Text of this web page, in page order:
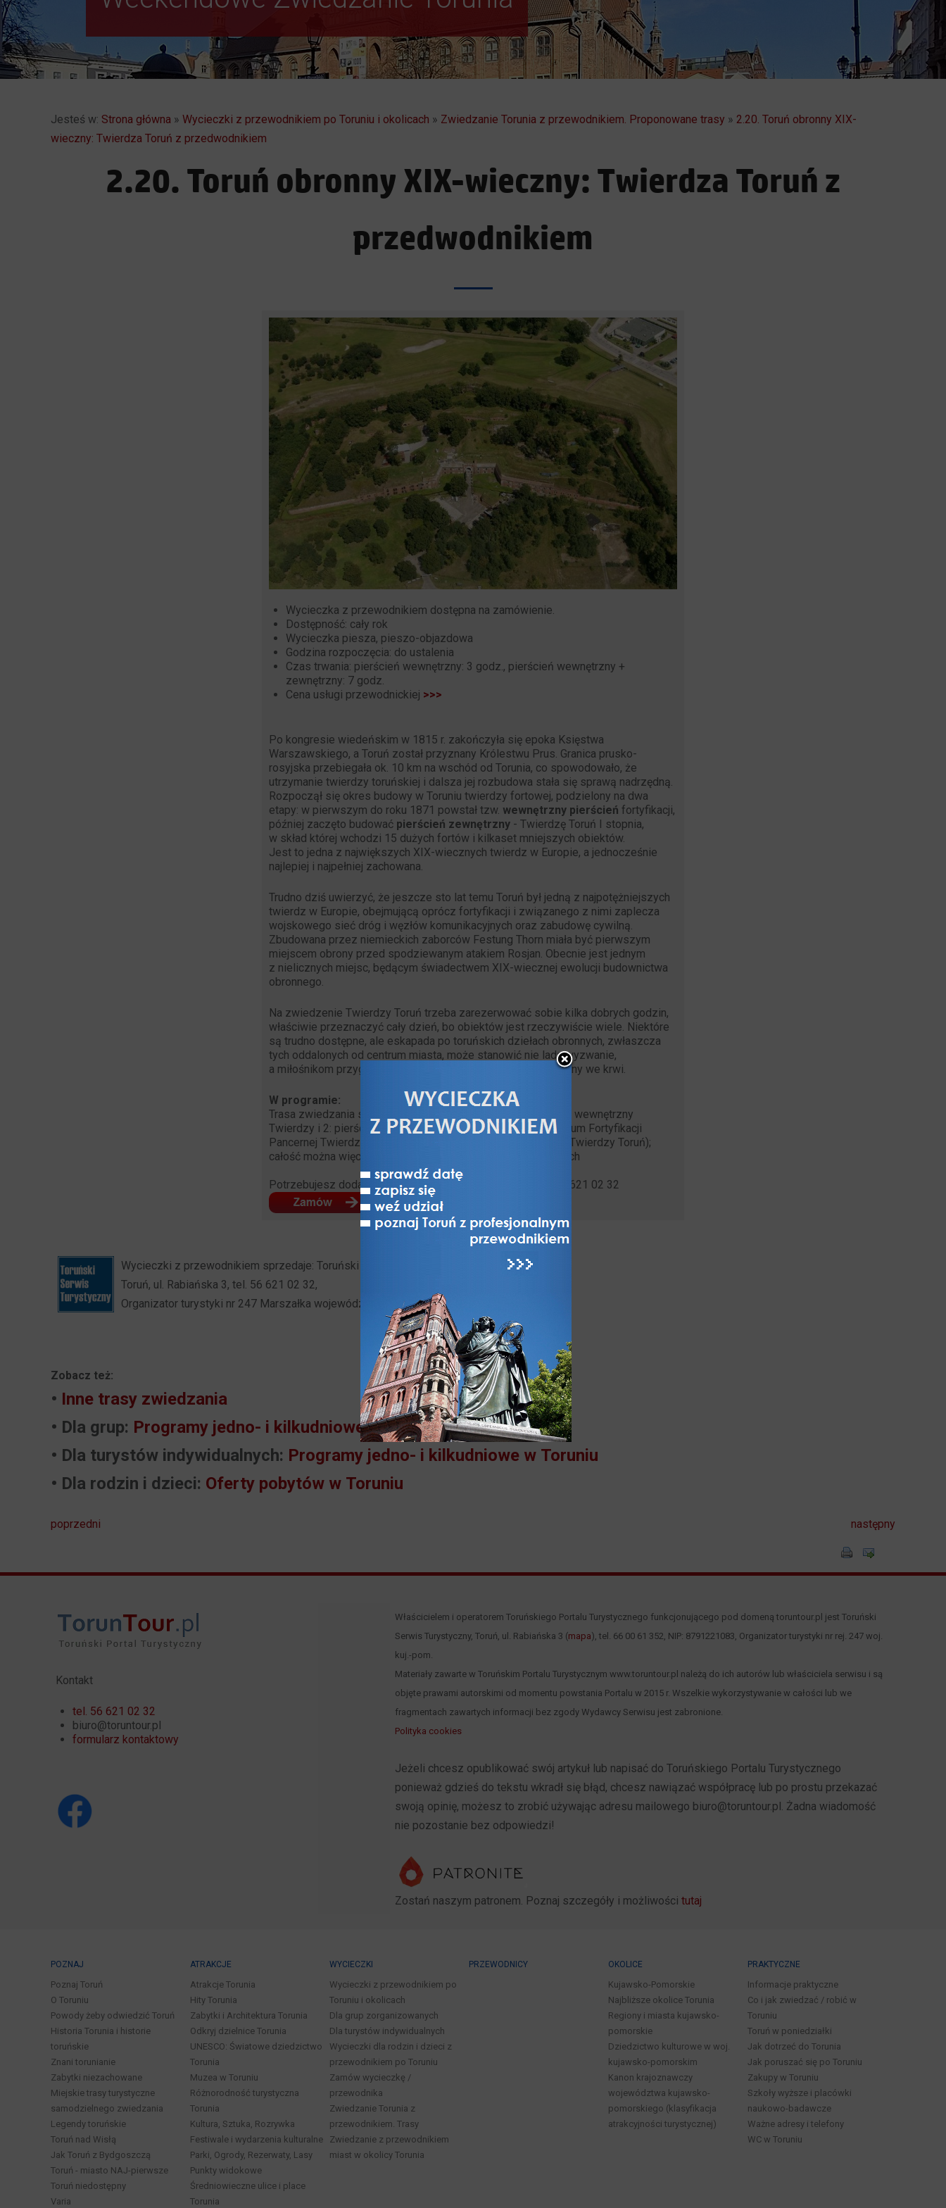
Jesteś w: Strona główna » Wycieczki z przewodnikiem po Toruniu i okolicach » Zwiedzanie Torunia z przewodnikiem. Proponowane trasy » 2.20. Toruń obronny XIX-
wieczny: Twierdza Toruń z przedwodnikiem
2.20. Toruń obronny XIX-wieczny: Twierdza Toruń z
przedwodnikiem
Wycieczka z przewodnikiem dostępna na zamówienie.
Dostępność: cały rok
Wycieczka piesza, pieszo-objazdowa
Godzina rozpoczęcia: do ustalenia
Czas trwania: pierścień wewnętrzny: 3 godz., pierścień wewnętrzny +
zewnętrzny: 7 godz.
Cena usługi przewodnickiej >>>
Po kongresie wiedeńskim w 1815 r. zakończyła się epoka Księstwa
Warszawskiego, a Toruń został przyznany Królestwu Prus. Granica prusko-
rosyjska przebiegała ok. 10 km na wschód od Torunia, co spowodowało, że
utrzymanie twierdzy toruńskiej i dalsza jej rozbudowa stała się sprawą nadrzędną.
Rozpoczął się okres budowy w Toruniu twierdzy fortowej, podzielony na dwa
etapy: w pierwszym do roku 1871 powstał tzw. wewnętrzny pierścień fortyfikacji,
później zaczęto budować pierścień zewnętrzny - Twierdzę Toruń I stopnia,
w skład której wchodzi 15 dużych fortów i kilkaset mniejszych obiektów.
Jest to jedna z największych XIX-wiecznych twierdz w Europie, a jednocześnie
najlepiej i najpełniej zachowana.
Trudno dziś uwierzyć, że jeszcze sto lat temu Toruń był jedną z najpotężniejszych
twierdz w Europie, obejmującą oprócz fortyfikacji i związanego z nimi zaplecza
wojskowego sieć dróg i węzłów komunikacyjnych oraz zabudowę cywilną.
Zbudowana przez niemieckich zaborców Festung Thorn miała być pierwszym
miejscem obrony przed spodziewanym atakiem Rosjan. Obecnie jest jednym
z nielicznych miejsc, będącym świadectwem XIX-wiecznej ewolucji budownictwa
obronnego.
Na zwiedzenie Twierdzy Toruń trzeba zarezerwować sobie kilka dobrych godzin,
właściwie przeznaczyć cały dzień, bo obiektów jest rzeczywiście wiele. Niektóre
są trudno dostępne, ale eskapada po toruńskich dziełach obronnych, zwłaszcza
tych oddalonych od centrum miasta, może stanowić nie lada wyzwanie,
a miłośnikom przygód znacznie podwyższyć poziom adrenaliny we krwi.
W programie:
Trasa zwiedzania składa się z 2 głównych części: 1: pierścień wewnętrzny
Twierdzy i 2: pierścień zewnętrzny Twierdzy (tutaj m.in. Muzeum Fortyfikacji
Pancernej Twierdzy Toruń, Fort I Twierdzy Toruń oraz Fort IV Twierdzy Toruń);
całość można więc podzielić na 2 etapy lub wybrać jeden z nich
Potrzebujesz dodatkowych wyjaśnień? Zapytaj: , tel. 56 621 02 32
Wycieczki z przewodnikiem sprzedaje: Toruński Serwis Turystyczny
Toruń, ul. Rabiańska 3, tel. 56 621 02 32,
Organizator turystyki nr 247 Marszałka województwa kujawsko-pomorskiego w Toruniu.
Zobacz też:
• Inne trasy zwiedzania
• Dla grup: Programy jedno- i kilkudniowe w Toruniu
• Dla turystów indywidualnych: Programy jedno- i kilkudniowe w Toruniu
• Dla rodzin i dzieci: Oferty pobytów w Toruniu
poprzedni następny
Kontakt
tel. 56 621 02 32
biuro@toruntour.pl
formularz kontaktowy
Właścicielem i operatorem Toruńskiego Portalu Turystycznego funkcjonującego pod domeną toruntour.pl jest Toruński
Serwis Turystyczny, Toruń, ul. Rabiańska 3 (mapa), tel. 66 00 61 352, NIP: 8791221083, Organizator turystyki nr rej. 247 woj.
kuj.-pom.
Materiały zawarte w Toruńskim Portalu Turystycznym www.toruntour.pl należą do ich autorów lub właściciela serwisu i są
objęte prawami autorskimi od momentu powstania Portalu w 2015 r. Wszelkie wykorzystywanie w całości lub we
fragmentach zawartych informacji bez zgody Wydawcy Serwisu jest zabronione.
Polityka cookies
Jeżeli chcesz opublikować swój artykuł lub napisać do Toruńskiego Portalu Turystycznego
ponieważ gdzieś do tekstu wkradł się błąd, chcesz nawiązać współpracę lub po prostu przekazać
swoją opinię, możesz to zrobić używając adresu mailowego biuro@toruntour.pl. Żadna wiadomość
nie pozostanie bez odpowiedzi!
Zostań naszym patronem. Poznaj szczegóły i możliwości tutaj
POZNAJ
Poznaj Toruń
O Toruniu
Powody żeby odwiedzić Toruń
Historia Torunia i historie
toruńskie
Znani torunianie
Zabytki niezachowane
Miejskie trasy turystyczne
samodzielnego zwiedzania
Legendy toruńskie
Toruń nad Wisłą
Jak Toruń z Bydgoszczą
Toruń - miasto NAJ-pierwsze
Toruń niedostępny
Varia
ATRAKCJE
Atrakcje Torunia
Hity Torunia
Zabytki i Architektura Torunia
Odkryj dzielnice Torunia
UNESCO: Światowe dziedzictwo
Torunia
Muzea w Toruniu
Różnorodność turystyczna
Torunia
Kultura, Sztuka, Rozrywka
Festiwale i wydarzenia kulturalne
Parki, Ogrody, Rezerwaty, Lasy
Punkty widokowe
Średniowieczne ulice i place
Torunia
WYCIECZKI
Wycieczki z przewodnikiem po
Toruniu i okolicach
Dla grup zorganizowanych
Dla turystów indywidualnych
Wycieczki dla rodzin i dzieci z
przewodnikiem po Toruniu
Zamów wycieczkę /
przewodnika
Zwiedzanie Torunia z
przewodnikiem. Trasy
Zwiedzanie z przewodnikiem
miast w okolicy Torunia
PRZEWODNICY OKOLICE
Kujawsko-Pomorskie
Najbliższe okolice Torunia
Regiony i miasta kujawsko-
pomorskie
Dziedzictwo kulturowe w woj.
kujawsko-pomorskim
Kanon krajoznawczy
województwa kujawsko-
pomorskiego (klasyfikacja
atrakcyjności turystycznej)
PRAKTYCZNE
Informacje praktyczne
Co i jak zwiedzać / robić w
Toruniu
Toruń w poniedziałki
Jak dotrzeć do Torunia
Jak poruszać się po Toruniu
Zakupy w Toruniu
Szkoły wyższe i placówki
naukowo-badawcze
Ważne adresy i telefony
WC w Toruniu